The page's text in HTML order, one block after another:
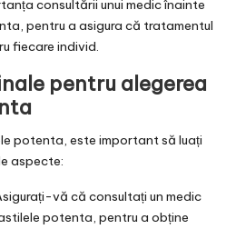
consultării unui medic înainte
pentru a asigura că tratamentul
fiecare individ.
pentru alegerea
potenta, este important să luați
aspecte:
vă că consultați un medic
potenta, pentru a obține